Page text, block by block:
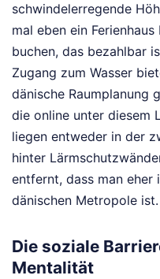
schwindelerregende
mal eben ein
buchen, das bezahlbar
Zugang zum Wasser
dänische Raumplanung
die online unter diesem
liegen entweder in der
hinter
entfernt, dass man eher
dänischen Metropole ist.
Die soziale
Mentalität